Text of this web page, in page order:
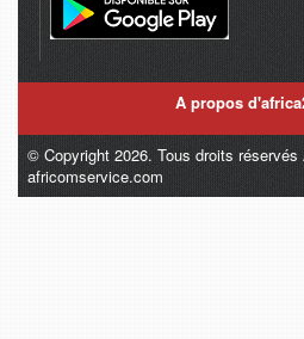
A propos
© Copyright 2026. Tous droits
africomservice.com